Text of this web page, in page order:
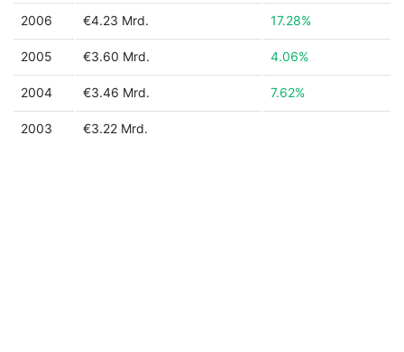
2006 €4.23 Mrd. 17.28%
2005 €3.60 Mrd. 4.06%
2004 €3.46 Mrd. 7.62%
2003 €3.22 Mrd.